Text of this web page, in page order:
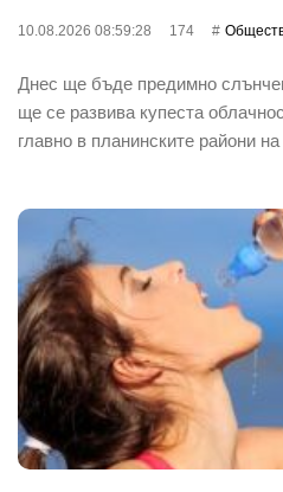
10.08.2026 08:59:28 174
Днес ще бъде предимно
ще се развива купеста
главно в планинските райони